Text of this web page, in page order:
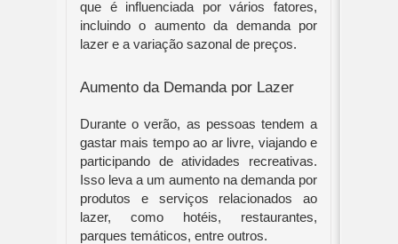
que é influenciada por vários fatores,
incluindo o aumento da demanda por
lazer e a variação sazonal de preços.
Aumento da Demanda por Lazer
Durante o verão, as pessoas tendem a
gastar mais tempo ao ar livre, viajando e
participando de atividades recreativas.
Isso leva a um aumento na demanda por
produtos e serviços relacionados ao
lazer, como hotéis, restaurantes,
parques temáticos, entre outros.